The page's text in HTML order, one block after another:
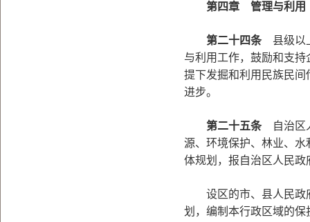
第四章 管理与利用
第二十四条县级以
与利用工作，鼓励和支
提下发掘和利用民族民
进步。
第二十五条自治区
源、环境保护、林业、
体规划，报自治区人民政
设区的市、县人民政府
划，编制本行政区域的